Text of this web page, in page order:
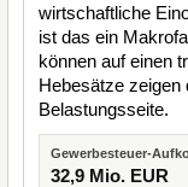
wirtschaftliche
ist das ein
können auf einen
Hebesätze zeigen
Belastungsseite.
Gewerbesteuer-
32,9 Mio. EUR